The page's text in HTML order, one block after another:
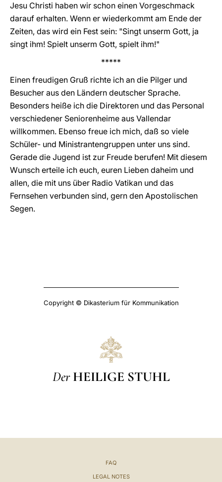
Jesu Christi haben wir schon einen Vorgeschmack
darauf erhalten. Wenn er wiederkommt am Ende der
Zeiten, das wird ein Fest sein: "Singt unserm Gott, ja
singt ihm! Spielt unserm Gott, spielt ihm!"
*****
Einen freudigen Gruß richte ich an die Pilger und
Besucher aus den Ländern deutscher Sprache.
Besonders heiße ich die Direktoren und das Personal
verschiedener Seniorenheime aus Vallendar
willkommen. Ebenso freue ich mich, daß so viele
Schüler- und Ministrantengruppen unter uns sind.
Gerade die Jugend ist zur Freude berufen! Mit diesem
Wunsch erteile ich euch, euren Lieben daheim und
allen, die mit uns über Radio Vatikan und das
Fernsehen verbunden sind, gern den Apostolischen
Segen.
Copyright © Dikasterium für Kommunikation
Der HEILIGE STUHL
FAQ
LEGAL NOTES